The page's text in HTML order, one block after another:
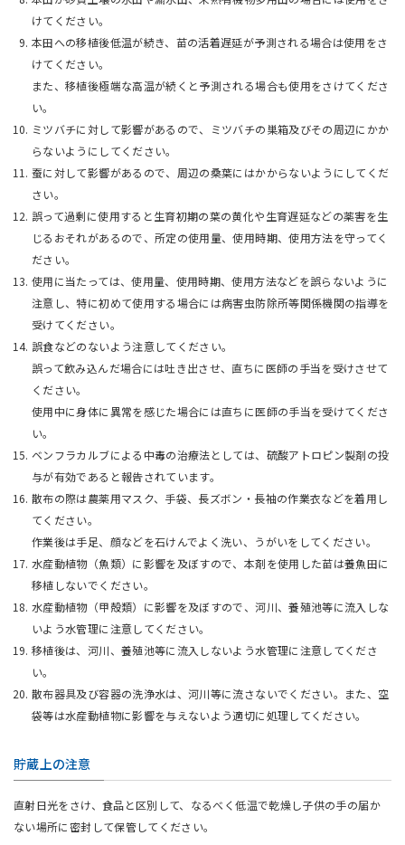
けてください。
本田への移植後低温が続き、苗の活着遅延が予測される場合は使用をさ
けてください。
また、移植後極端な高温が続くと予測される場合も使用をさけてくださ
い。
ミツバチに対して影響があるので、ミツバチの巣箱及びその周辺にかか
らないようにしてください。
蚕に対して影響があるので、周辺の桑葉にはかからないようにしてくだ
さい。
誤って過剰に使用すると生育初期の葉の黄化や生育遅延などの薬害を生
じるおそれがあるので、所定の使用量、使用時期、使用方法を守ってく
ださい。
使用に当たっては、使用量、使用時期、使用方法などを誤らないように
注意し、特に初めて使用する場合には病害虫防除所等関係機関の指導を
受けてください。
誤食などのないよう注意してください。
誤って飲み込んだ場合には吐き出させ、直ちに医師の手当を受けさせて
ください。
使用中に身体に異常を感じた場合には直ちに医師の手当を受けてくださ
い。
ベンフラカルブによる中毒の治療法としては、硫酸アトロピン製剤の投
与が有効であると報告されています。
散布の際は農薬用マスク、手袋、長ズボン・長袖の作業衣などを着用し
てください。
作業後は手足、顔などを石けんでよく洗い、うがいをしてください。
水産動植物（魚類）に影響を及ぼすので、本剤を使用した苗は養魚田に
移植しないでください。
水産動植物（甲殻類）に影響を及ぼすので、河川、養殖池等に流入しな
いよう水管理に注意してください。
移植後は、河川、養殖池等に流入しないよう水管理に注意してくださ
い。
散布器具及び容器の洗浄水は、河川等に流さないでください。また、空
袋等は水産動植物に影響を与えないよう適切に処理してください。
貯蔵上の注意
直射日光をさけ、食品と区別して、なるべく低温で乾燥し子供の手の届か
ない場所に密封して保管してください。